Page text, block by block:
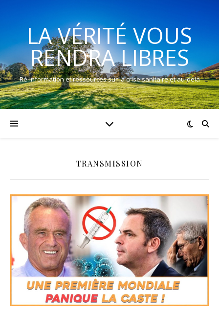
LA VÉRITÉ VOUS
RENDRA LIBRES
Ré-information et ressources sur la crise sanitaire et au-delà
TRANSMISSION